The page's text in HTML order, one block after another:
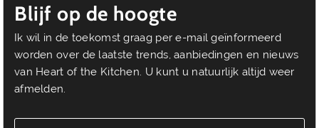
Blijf op de hoogte
Ik wil in de toekomst graag per e-mail geïnformeerd
worden over de laatste trends, aanbiedingen en nieuws
van Heart of the Kitchen. U kunt u natuurlijk altijd weer
afmelden.